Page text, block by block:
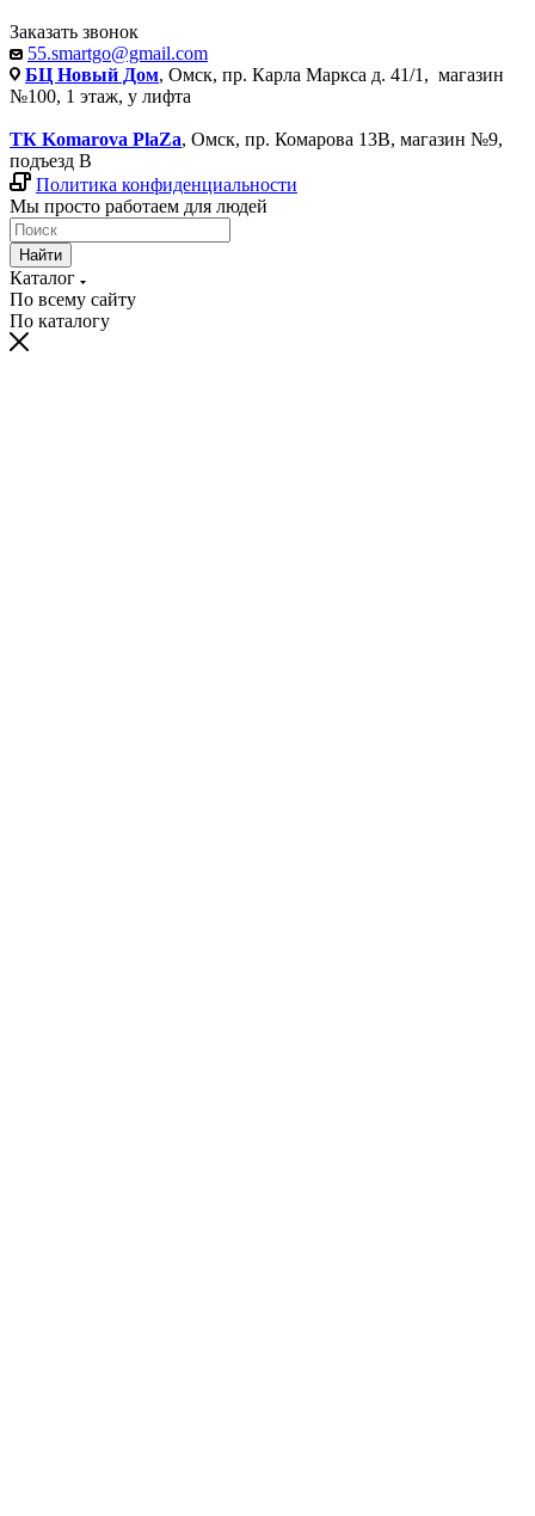
Заказать звонок
55.smartgo@gmail.com
БЦ Новый Дом, Омск, пр. Карла Маркса д. 41/1, магазин
№100, 1 этаж, у лифта
ТК Komarova PlaZa, Омск, пр. Комарова 13В, магазин №9,
подъезд В
Политика конфиденциальности
Мы просто работаем для людей
Найти
Каталог
По всему сайту
По каталогу